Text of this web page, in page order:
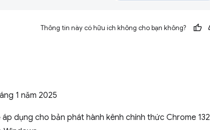
Thông tin này có hữu ích không cho bạn không?
1 năm 2025
dụng cho bản phát hành kênh chính thức Chrome 132